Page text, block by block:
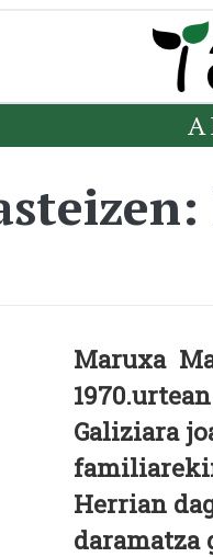
Maruxa
Galiziara
Herrian
daramatza